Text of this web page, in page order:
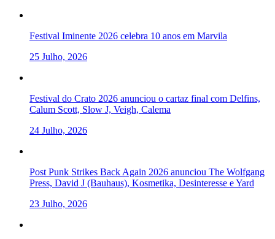
Festival Iminente 2026 celebra 10 anos em Marvila
25 Julho, 2026
Festival do Crato 2026 anunciou o cartaz final com Delfins,
Calum Scott, Slow J, Veigh, Calema
24 Julho, 2026
Post Punk Strikes Back Again 2026 anunciou The Wolfgang
Press, David J (Bauhaus), Kosmetika, Desinteresse e Yard
23 Julho, 2026